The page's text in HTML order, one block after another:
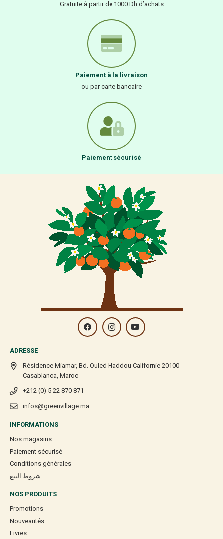
Gratuite à partir de 1000 Dh d’achats
Paiement à la livraison
ou par carte bancaire
Paiement sécurisé
ADRESSE
Résidence Miamar, Bd. Ouled Haddou Californie 20100
Casablanca, Maroc
+212 (0) 5 22 870 871
infos@greenvillage.ma
INFORMATIONS
Nos magasins
Paiement sécurisé
Conditions générales
شروط البيع
NOS PRODUITS
Promotions
Nouveautés
Livres